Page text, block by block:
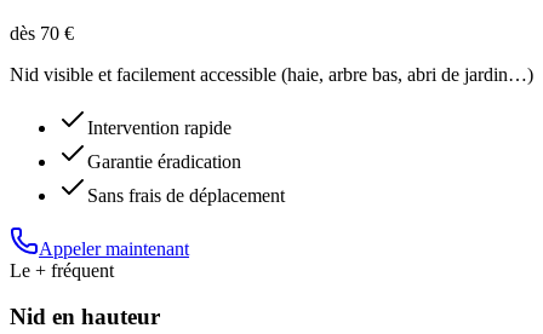
dès 70 €
Nid visible et facilement accessible (haie, arbre bas, abri de jardin…)
Intervention rapide
Garantie éradication
Sans frais de déplacement
Appeler maintenant
Le + fréquent
Nid en hauteur